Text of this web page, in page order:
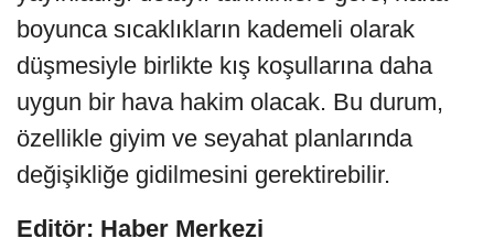
boyunca sıcaklıkların kademeli olarak
düşmesiyle birlikte kış koşullarına daha
uygun bir hava hakim olacak. Bu durum,
özellikle giyim ve seyahat planlarında
değişikliğe gidilmesini gerektirebilir.
Editör: Haber Merkezi